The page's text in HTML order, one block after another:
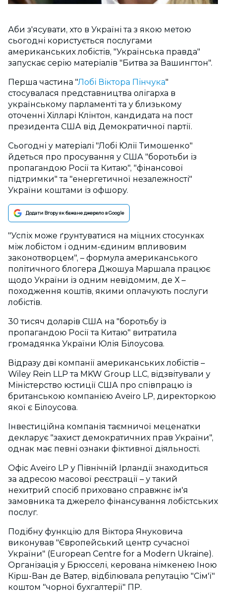
Аби з'ясувати, хто в Україні та з якою метою
сьогодні користується послугами
американських лобістів, "Українська правда"
запускає серію матеріалів "Битва за Вашингтон".
Перша частина "Лобі Віктора Пінчука"
стосувалася представництва олігарха в
українському парламенті та у близькому
оточенні Хілларі Клінтон, кандидата на пост
президента США від Демократичної партії.
Сьогодні у матеріалі "Лобі Юлії Тимошенко"
йдеться про просування у США "боротьби із
пропагандою Росії та Китаю", "фінансової
підтримки" та "енергетичної незалежності"
України коштами із офшору.
Додати Вгору як бажане джерело в Google
"Успіх може ґрунтуватися на міцних стосунках
між лобістом і одним-єдиним впливовим
законотворцем", – формула американського
політичного блогера Джошуа Маршала працює
щодо України із одним невідомим, де Х –
походження коштів, якими оплачують послуги
лобістів.
30 тисяч доларів США на "боротьбу із
пропагандою Росії та Китаю" витратила
громадянка України Юлія Білоусова.
Відразу дві компанії американських лобістів –
Wiley Rein LLP та MKW Group LLC, відзвітували у
Міністерство юстиції США про співпрацю із
британською компанією Aveiro LP, директоркою
якої є Білоусова.
Інвестиційна компанія таємничої меценатки
декларує "захист демократичних прав України",
однак має певні ознаки фіктивної діяльності.
Офіс Aveiro LP у Північній Ірландії знаходиться
за адресою масової реєстрації – у такий
нехитрий спосіб приховано справжнє ім'я
замовника та джерело фінансування лобістських
послуг.
Подібну функцію для Віктора Януковича
виконував "Європейський центр сучасної
України" (European Centre for a Modern Ukraine).
Організація у Брюсселі, керована німкенею Іною
Кірш-Ван де Ватер, відбілювала репутацію "Сім'ї"
коштом "чорної бухгалтерії" ПР.